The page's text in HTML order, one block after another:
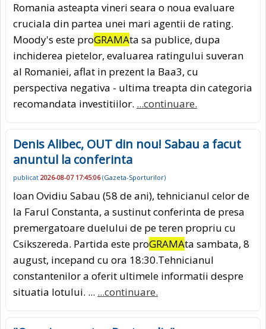
Romania asteapta vineri seara o noua evaluare
cruciala din partea unei mari agentii de rating.
Moody's este proGRAMAta sa publice, dupa
inchiderea pietelor, evaluarea ratingului suveran
al Romaniei, aflat in prezent la Baa3, cu
perspectiva negativa - ultima treapta din categoria
recomandata investitiilor. ...continuare.
Denis Alibec, OUT din nou! Sabau a facut
anuntul la conferinta
publicat 2026-08-07 17:45:06(Gazeta-Sporturilor)
Ioan Ovidiu Sabau (58 de ani), tehnicianul celor de
la Farul Constanta, a sustinut conferinta de presa
premergatoare duelului de pe teren propriu cu
Csikszereda. Partida este proGRAMAta sambata, 8
august, incepand cu ora 18:30.Tehnicianul
constantenilor a oferit ultimele informatii despre
situatia lotului. ... ...continuare.